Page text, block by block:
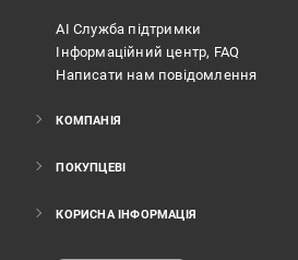
АІ Служба підтримки
Інформаційний центр, FAQ
Написати нам повідомлення
КОМПАНІЯ
ПОКУПЦЕВІ
КОРИСНА ІНФОРМАЦІЯ